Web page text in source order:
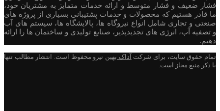
فشار ضعیف و فشار متوسط و ارائه خدمات متمایز به مشتریان خود،
ما قادر هستیم که محصولات و خدمات پشتیبانی بسیاری از پروژه های
صنعتی و تجاری شامل انواع نیروگاه ها، پالایشگاه ها، سیستم های آب
و تصفیه آب، انرژی های تجدیدپذیر، صنایع تولیدی و ساختمان ها را ارائه
دهیم.
تمام حقوق سایت، برای شرکت آداک بهین نیرو محفوظ است. انتشار مطالب تنها
با ذکر منبع مجاز است.